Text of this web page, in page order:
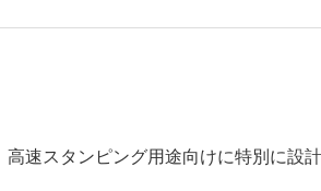
速スタンピング用途向けに特別に設